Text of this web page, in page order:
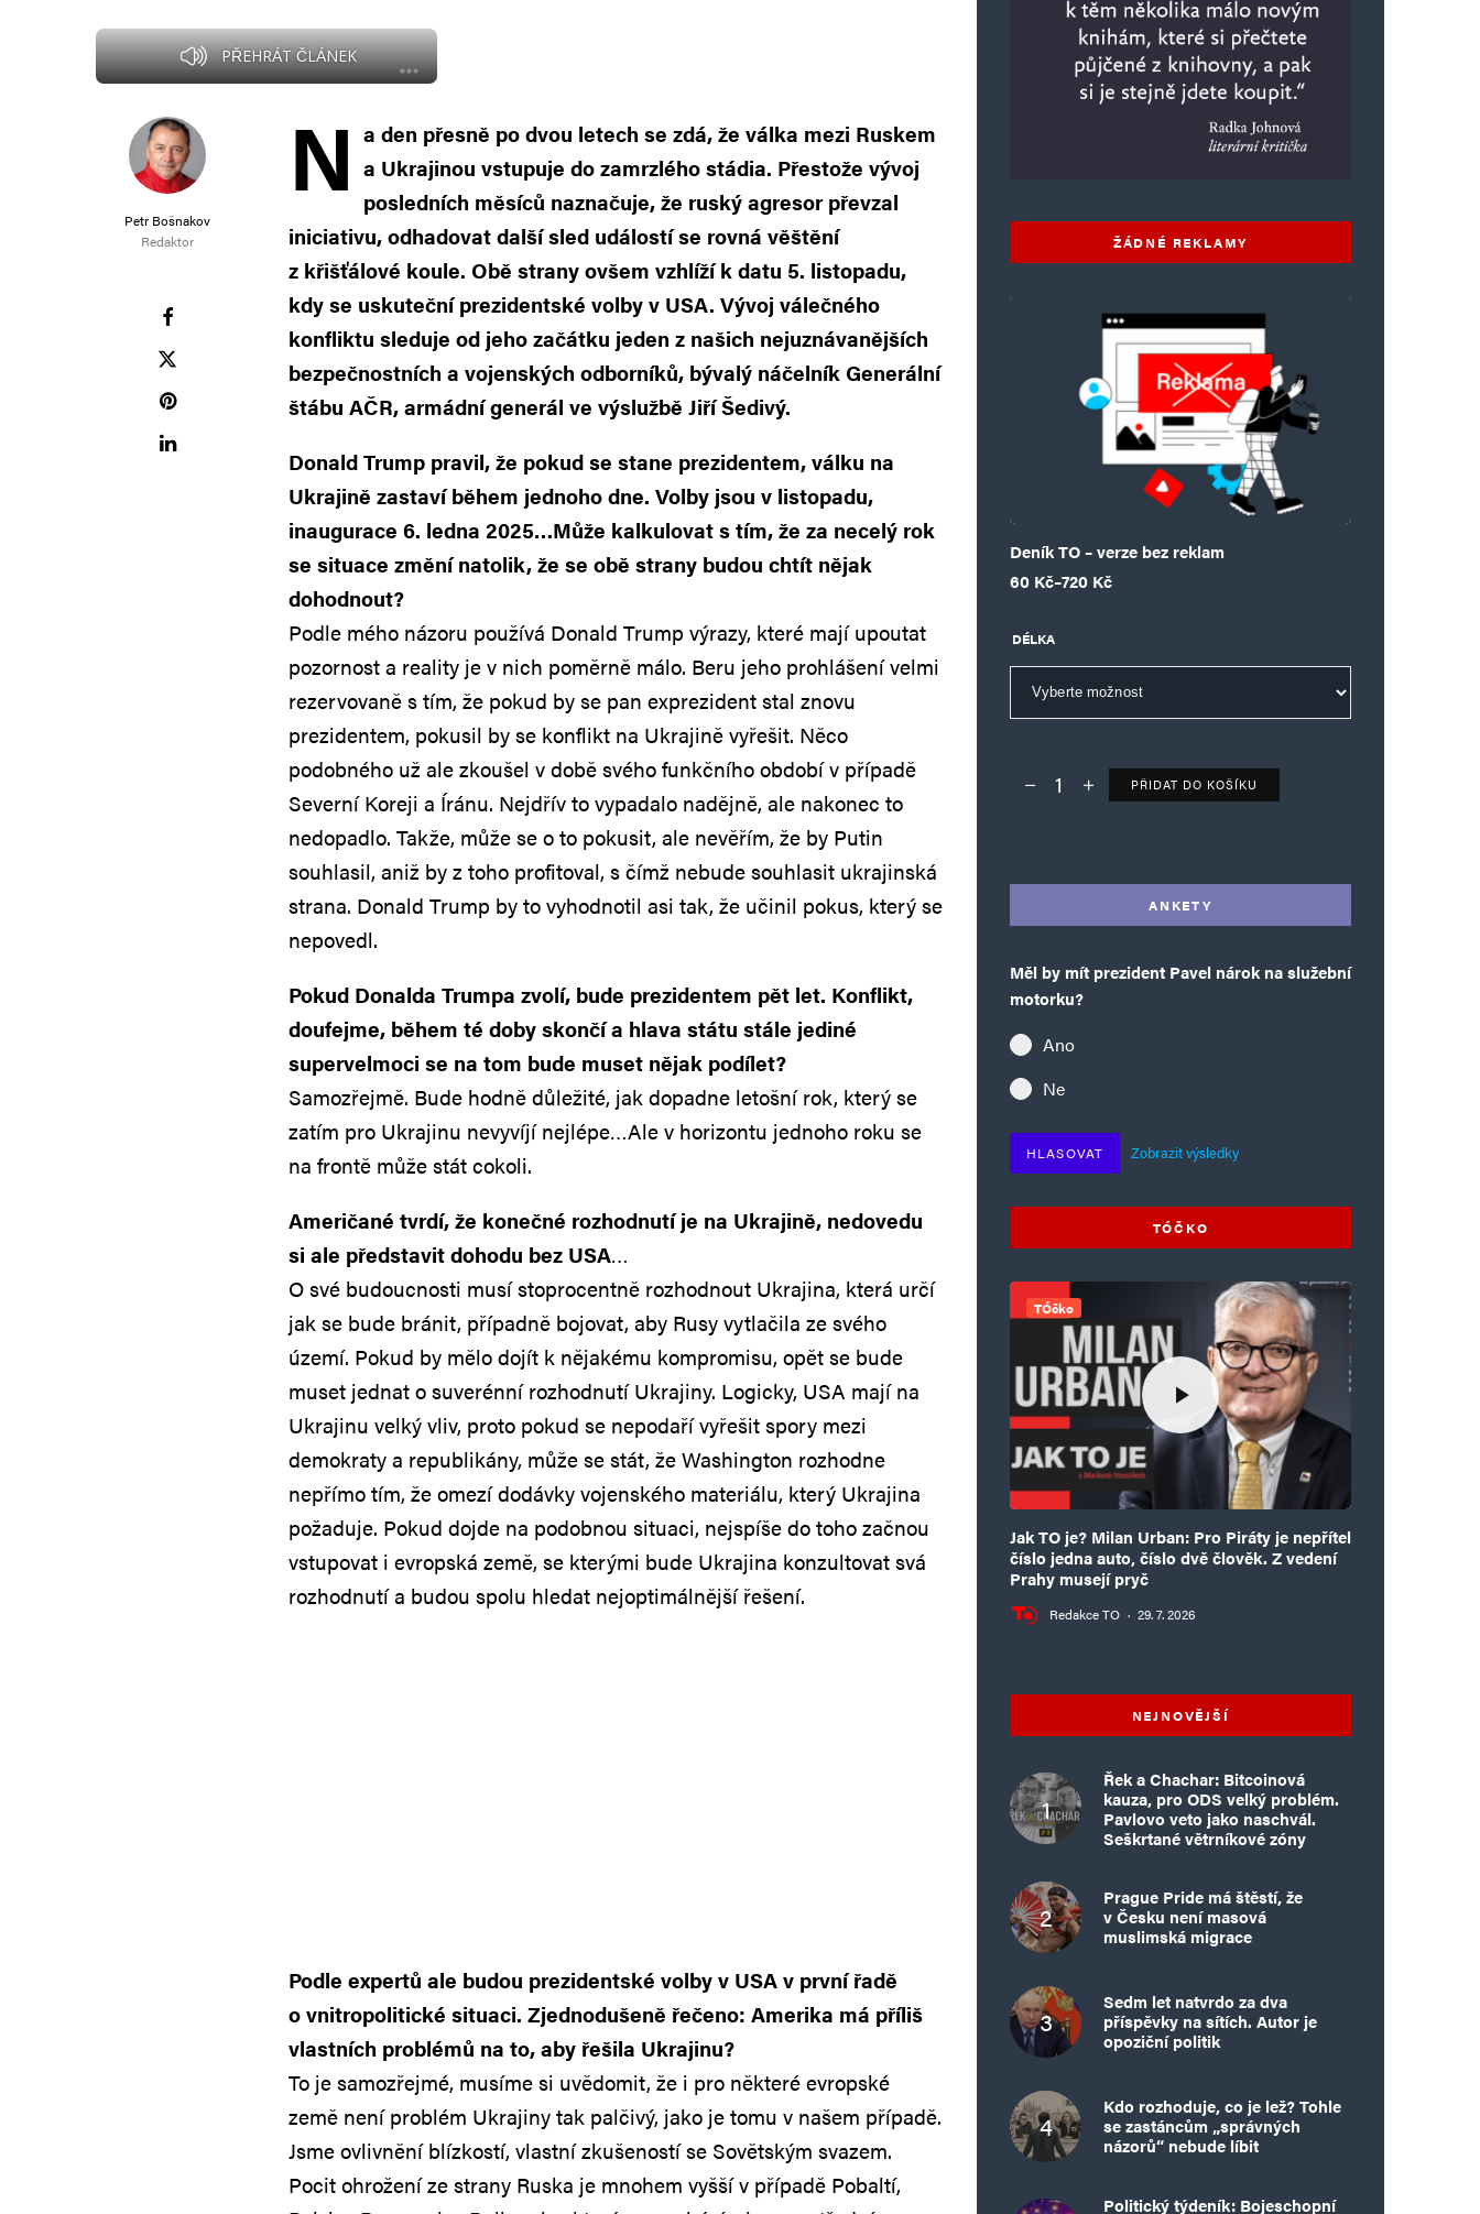
PŘEHRÁT ČLÁNEK
Petr Bošnakov
Redaktor
N a den přesně po dvou letech se zdá, že válka mezi Ruskem
a Ukrajinou vstupuje do zamrzlého stádia. Přestože vývoj
posledních měsíců naznačuje, že ruský agresor převzal
iniciativu, odhadovat další sled událostí se rovná věštění
z křišťálové koule. Obě strany ovšem vzhlíží k datu 5. listopadu,
kdy se uskuteční prezidentské volby v USA. Vývoj válečného
konfliktu sleduje od jeho začátku jeden z našich nejuznávanějších
bezpečnostních a vojenských odborníků, bývalý náčelník Generální
štábu AČR, armádní generál ve výslužbě Jiří Šedivý.
Donald Trump pravil, že pokud se stane prezidentem, válku na
Ukrajině zastaví během jednoho dne. Volby jsou v listopadu,
inaugurace 6. ledna 2025…Může kalkulovat s tím, že za necelý rok
se situace změní natolik, že se obě strany budou chtít nějak
dohodnout?
Podle mého názoru používá Donald Trump výrazy, které mají upoutat
pozornost a reality je v nich poměrně málo. Beru jeho prohlášení velmi
rezervovaně s tím, že pokud by se pan exprezident stal znovu
prezidentem, pokusil by se konflikt na Ukrajině vyřešit. Něco
podobného už ale zkoušel v době svého funkčního období v případě
Severní Koreji a Íránu. Nejdřív to vypadalo nadějně, ale nakonec to
nedopadlo. Takže, může se o to pokusit, ale nevěřím, že by Putin
souhlasil, aniž by z toho profitoval, s čímž nebude souhlasit ukrajinská
strana. Donald Trump by to vyhodnotil asi tak, že učinil pokus, který se
nepovedl.
Pokud Donalda Trumpa zvolí, bude prezidentem pět let. Konflikt,
doufejme, během té doby skončí a hlava státu stále jediné
supervelmoci se na tom bude muset nějak podílet?
Samozřejmě. Bude hodně důležité, jak dopadne letošní rok, který se
zatím pro Ukrajinu nevyvíjí nejlépe…Ale v horizontu jednoho roku se
na frontě může stát cokoli.
Američané tvrdí, že konečné rozhodnutí je na Ukrajině, nedovedu
si ale představit dohodu bez USA…
O své budoucnosti musí stoprocentně rozhodnout Ukrajina, která určí
jak se bude bránit, případně bojovat, aby Rusy vytlačila ze svého
území. Pokud by mělo dojít k nějakému kompromisu, opět se bude
muset jednat o suverénní rozhodnutí Ukrajiny. Logicky, USA mají na
Ukrajinu velký vliv, proto pokud se nepodaří vyřešit spory mezi
demokraty a republikány, může se stát, že Washington rozhodne
nepřímo tím, že omezí dodávky vojenského materiálu, který Ukrajina
požaduje. Pokud dojde na podobnou situaci, nejspíše do toho začnou
vstupovat i evropská země, se kterými bude Ukrajina konzultovat svá
rozhodnutí a budou spolu hledat nejoptimálnější řešení.
Podle expertů ale budou prezidentské volby v USA v první řadě
o vnitropolitické situaci. Zjednodušeně řečeno: Amerika má příliš
vlastních problémů na to, aby řešila Ukrajinu?
To je samozřejmé, musíme si uvědomit, že i pro některé evropské
země není problém Ukrajiny tak palčivý, jako je tomu v našem případě.
Jsme ovlivnění blízkostí, vlastní zkušeností se Sovětským svazem.
Pocit ohrožení ze strany Ruska je mnohem vyšší v případě Pobaltí,
ŽÁDNÉ REKLAMY
Deník TO – verze bez reklam
60 Kč–720 Kč
Rozpětí cen: 60 Kč až 720 Kč
DÉLKA
Deník TO – verze bez reklam množství
PŘIDAT DO KOŠÍKU
ANKETY
Měl by mít prezident Pavel nárok na služební
motorku?
Ano
Ne
HLASOVAT Zobrazit výsledky
TÓČKO
TÓčko
Jak TO je? Milan Urban: Pro Piráty je nepřítel
číslo jedna auto, číslo dvě člověk. Z vedení
Prahy musejí pryč
Redakce TO · 29. 7. 2026
NEJNOVĚJŠÍ
Řek a Chachar: Bitcoinová
kauza, pro ODS velký problém.
Pavlovo veto jako naschvál.
Seškrtané větrníkové zóny
Prague Pride má štěstí, že
v Česku není masová
muslimská migrace
Sedm let natvrdo za dva
příspěvky na sítích. Autor je
opoziční politik
Kdo rozhoduje, co je lež? Tohle
se zastáncům „správných
názorů“ nebude líbit
Politický týdeník: Bojeschopní